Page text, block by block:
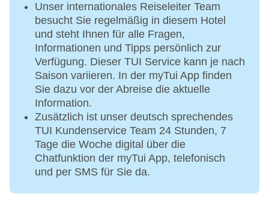
Unser internationales Reiseleiter Team
besucht Sie regelmäßig in diesem Hotel
und steht Ihnen für alle Fragen,
Informationen und Tipps persönlich zur
Verfügung. Dieser TUI Service kann je nach
Saison variieren. In der myTui App finden
Sie dazu vor der Abreise die aktuelle
Information.
Zusätzlich ist unser deutsch sprechendes
TUI Kundenservice Team 24 Stunden, 7
Tage die Woche digital über die
Chatfunktion der myTui App, telefonisch
und per SMS für Sie da.